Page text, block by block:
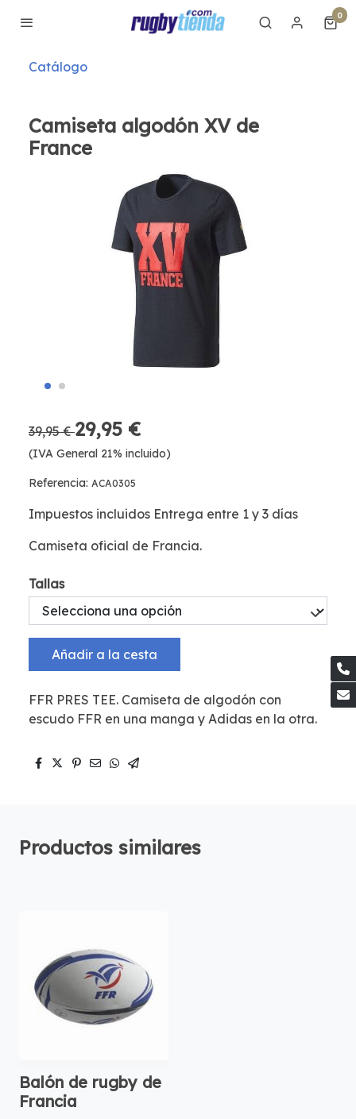
0
Catálogo
Camiseta algodón XV de
France
39,95 €29,95 €
(IVA General 21% incluido)
Referencia: ACA0305
Impuestos incluidos Entrega entre 1 y 3 días
Camiseta oficial de Francia.
Tallas
Añadir a la cesta
FFR PRES TEE. Camiseta de algodón con
escudo FFR en una manga y Adidas en la otra.
Productos similares
Balón de rugby de
Francia